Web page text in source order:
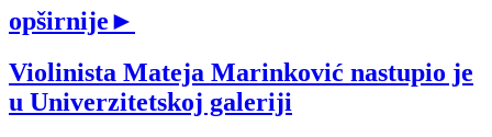
opširnije►
Violinista Mateja Marinković nastupio je
u Univerzitetskoj galeriji